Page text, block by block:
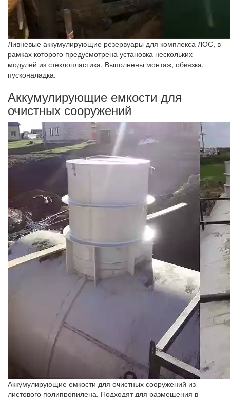
Ливневые аккумулирующие резервуары для комплекса ЛОС, в
рамках которого предусмотрена установка нескольких
модулей из стеклопластика. Выполнены монтаж, обвязка,
пусконаладка.
Аккумулирующие емкости для
очистных сооружений
Аккумулирующие емкости для очистных сооружений из
листового полипропилена. Подходят для размещения в